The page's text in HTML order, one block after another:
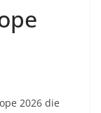
2026 die